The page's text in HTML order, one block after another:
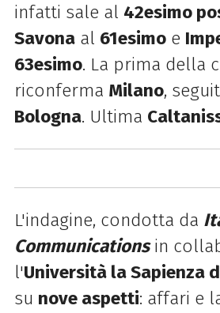
infatti sale al 42esimo
Savonaal 61esimoe
63esimo. La prima della
riconferma Milano,
Bologna. Ultima
L'indagine, condotta da
Communicationsin
l'Università la Sapienza
su nove aspetti: affari e